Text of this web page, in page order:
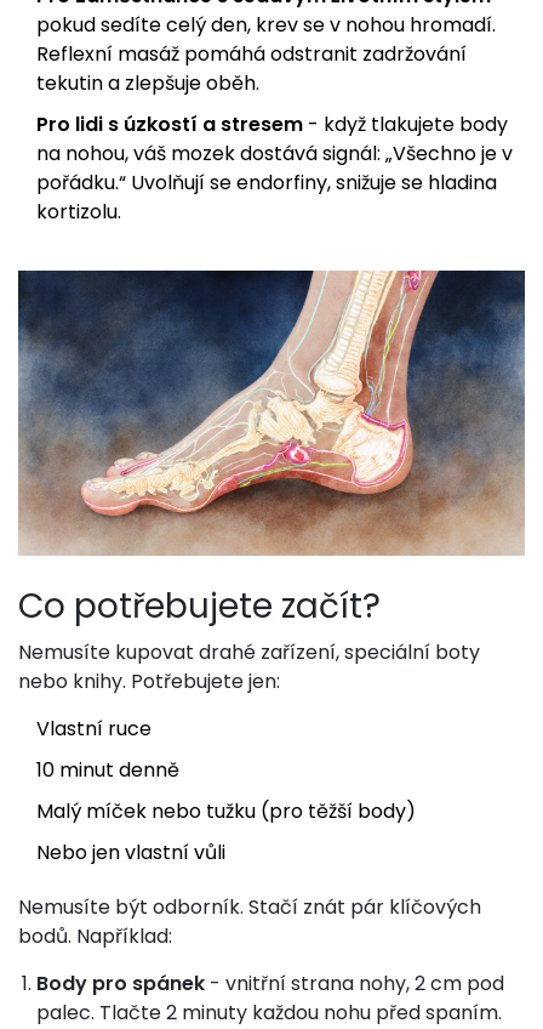
pokud sedíte celý den, krev se v nohou hromadí.
Reflexní masáž pomáhá odstranit zadržování
tekutin a zlepšuje oběh.
Pro lidi s úzkostí a stresem - když tlakujete body
na nohou, váš mozek dostává signál: „Všechno je v
pořádku.“ Uvolňují se endorfiny, snižuje se hladina
kortizolu.
Co potřebujete začít?
Nemusíte kupovat drahé zařízení, speciální boty
nebo knihy. Potřebujete jen:
Vlastní ruce
10 minut denně
Malý míček nebo tužku (pro těžší body)
Nebo jen vlastní vůli
Nemusíte být odborník. Stačí znát pár klíčových
bodů. Například:
Body pro spánek - vnitřní strana nohy, 2 cm pod
palec. Tlačte 2 minuty každou nohu před spaním.